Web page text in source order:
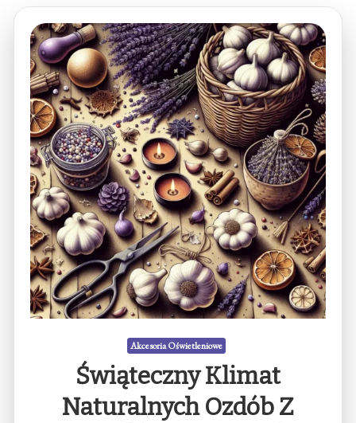
Akcesoria Oświetleniowe
Świąteczny Klimat
Naturalnych Ozdób Z